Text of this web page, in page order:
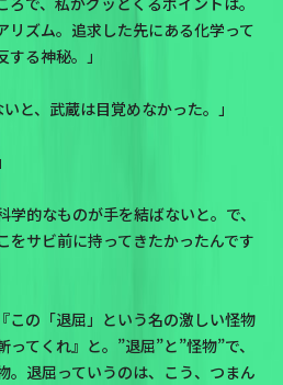
ズム。追求した先にある化学って
る神秘。」
と、武蔵は目覚めなかった。」
的なものが手を結ばないと。で、
をサビ前に持ってきたかったんです
の「退屈」という名の激しい怪物
てくれ』と。”退屈”と”怪物”で、
。退屈っていうのは、こう、つまん